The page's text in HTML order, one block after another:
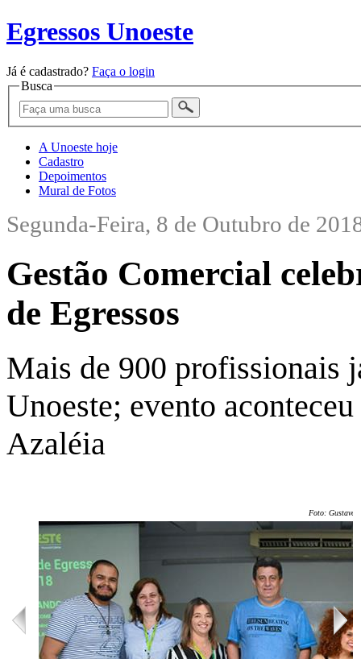
Egressos Unoeste
Já é cadastrado? Faça o login
Busca
A Unoeste hoje
Cadastro
Depoimentos
Mural de Fotos
Segunda-Feira, 8 de Outubro de
Gestão Comercial
de Egressos
Mais de 900 profissionais
Unoeste; evento
Azaléia
Foto: Gustavo